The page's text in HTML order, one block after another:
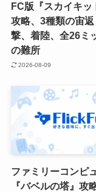
FC版『スカイキッ
攻略、3種類の宙
撃、着陸、全26ミ
の難所
2026-08-09
ファミリーコンピ
『バベルの塔』攻